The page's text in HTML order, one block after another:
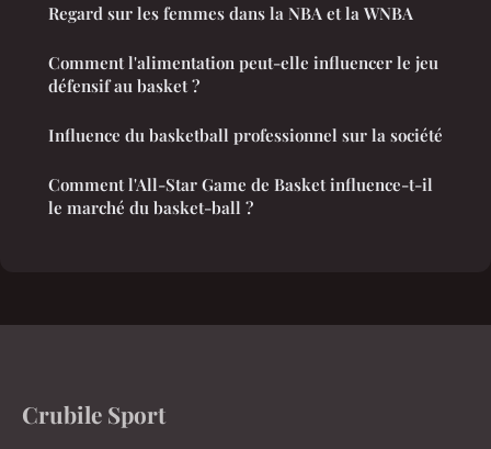
Regard sur les femmes dans la NBA et la WNBA
Comment l'alimentation peut-elle influencer le jeu
défensif au basket ?
Influence du basketball professionnel sur la société
Comment l'All-Star Game de Basket influence-t-il
le marché du basket-ball ?
Crubile Sport